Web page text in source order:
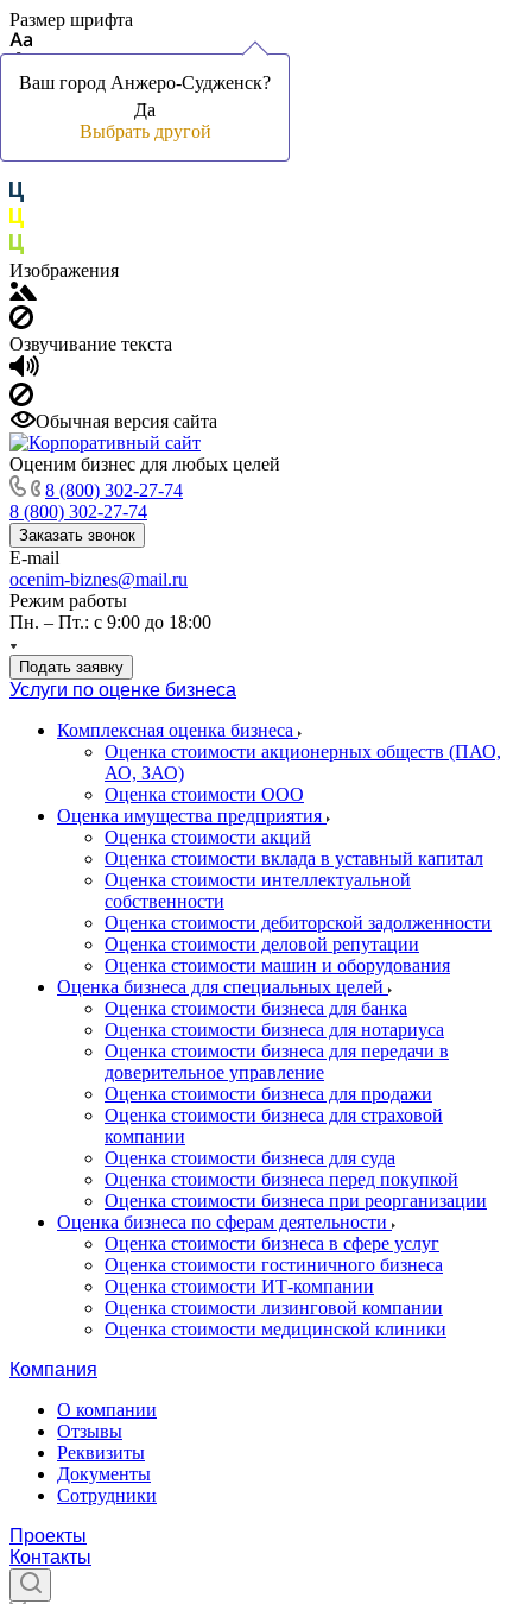
Размер шрифта
Цвет фона и шрифта
Изображения
Озвучивание текста
Обычная версия сайта
Оценим бизнес для любых целей
8 (800) 302-27-74
8 (800) 302-27-74
Заказать звонок
E-mail
ocenim-biznes@mail.ru
Режим работы
Пн. – Пт.: с 9:00 до 18:00
Подать заявку
Услуги по оценке бизнеса
Комплексная оценка бизнеса
Оценка стоимости акционерных обществ (ПАО,
АО, ЗАО)
Оценка стоимости ООО
Оценка имущества предприятия
Оценка стоимости акций
Оценка стоимости вклада в уставный капитал
Оценка стоимости интеллектуальной
собственности
Оценка стоимости дебиторской задолженности
Оценка стоимости деловой репутации
Оценка стоимости машин и оборудования
Оценка бизнеса для специальных целей
Оценка стоимости бизнеса для банка
Оценка стоимости бизнеса для нотариуса
Оценка стоимости бизнеса для передачи в
доверительное управление
Оценка стоимости бизнеса для продажи
Оценка стоимости бизнеса для страховой
компании
Оценка стоимости бизнеса для суда
Оценка стоимости бизнеса перед покупкой
Оценка стоимости бизнеса при реорганизации
Оценка бизнеса по сферам деятельности
Оценка стоимости бизнеса в сфере услуг
Оценка стоимости гостиничного бизнеса
Оценка стоимости ИТ-компании
Оценка стоимости лизинговой компании
Оценка стоимости медицинской клиники
Компания
О компании
Отзывы
Реквизиты
Документы
Сотрудники
Проекты
Контакты
Ваш город Анжеро-Судженск?
Да
Выбрать другой
Ваш город Анжеро-Судженск?
Да
Выбрать другой